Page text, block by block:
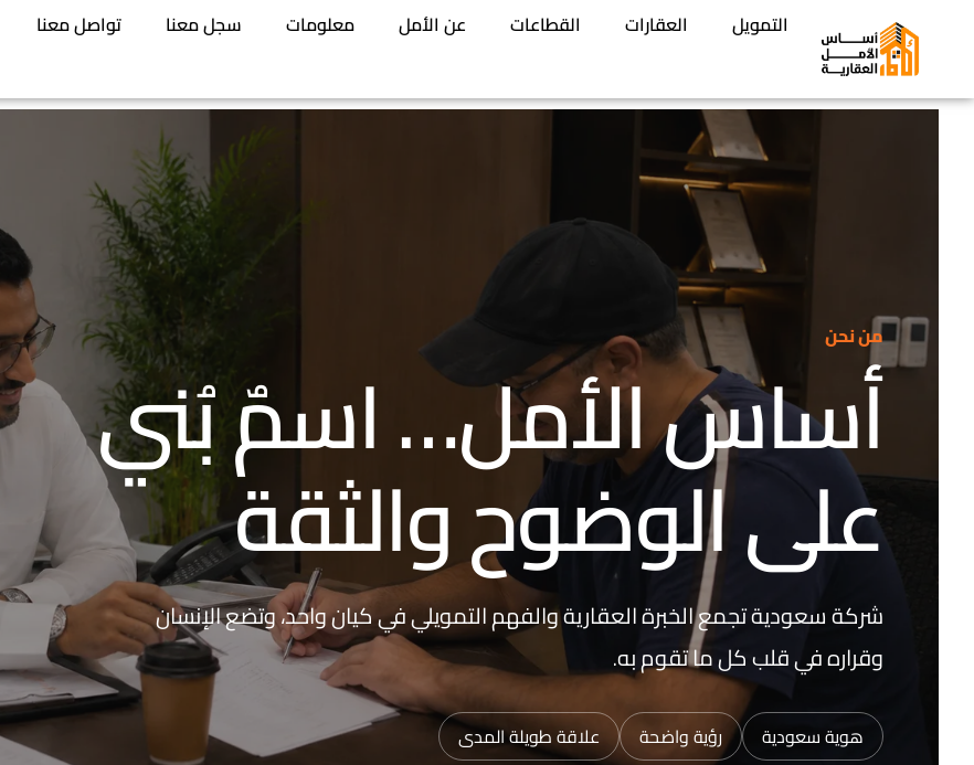
التمويل العقارات القطاعات عن الأمل معلومات سجل معنا تواصل معنا
من نحن
أساس الأمل… اسمٌ بُني
على الوضوح والثقة
شركة سعودية تجمع الخبرة العقارية والفهم التمويلي في كيان واحد، وتضع الإنسان
وقراره في قلب كل ما تقوم به.
هوية سعودية رؤية واضحة علاقة طويلة المدى